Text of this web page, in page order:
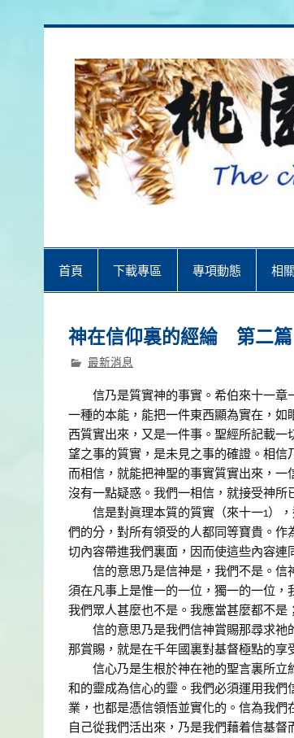
首頁 下載專區 專項動態 相
神在信仰裏的經綸 第二
最新消息
信乃是質實神的事實。希伯來十一章
一種的本能，能把一件東西顯為實在，
西質實出來，又是一件事。聖經所記載
望之事的質實，是未見之事的確證。相
而相信，就能把神聖的事實質實出來，一
沒有一點疑惑。我們一相信，就接受神所
信是對眞理本質的質實（來十一1），
們的分，對所有領受的人都同等寶貴。
切內容帶進我們裏面，因而使這些內容連
信的意思乃是信神是，我們不是。信
須在凡事上是惟一的一位，獨一的一位，
我們眾人甚麼也不是。我應當甚麼都不是
信的意思乃是我們信神賞賜那尋求祂
那賞賜，就是在千年國裏對基督極點的享
信心乃是生根於神在祂的聖言裏所立
和的靈成為信心的靈。我們必須運用我
業，也都是憑信領悟並實化的。信為我
自己從我們活出來，乃是我們藉着信基